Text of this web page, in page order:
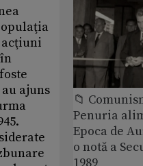
ajuns
📁
Penuria
Epoca de
o notă a
1989